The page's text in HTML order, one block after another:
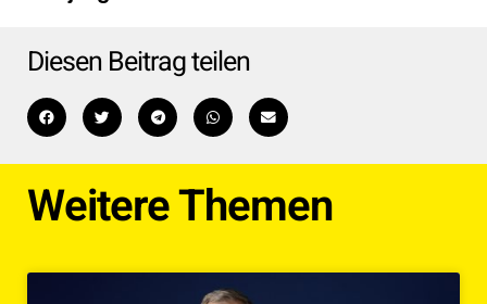
Diesen Beitrag teilen
Weitere Themen